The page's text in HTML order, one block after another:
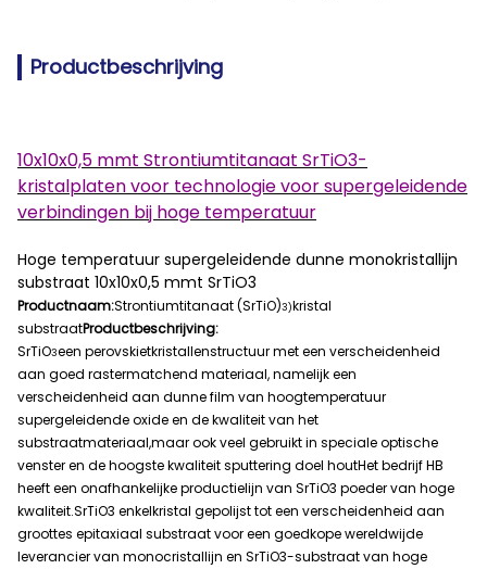
Productbeschrijving
10x10x0,5 mmt Strontiumtitanaat SrTiO3-
kristalplaten voor technologie voor supergeleidende
verbindingen bij hoge temperatuur
Hoge temperatuur supergeleidende dunne monokristallijn
substraat 10x10x0,5 mmt SrTiO3
Productnaam:Strontiumtitanaat (SrTiO)3)kristal
substraatProductbeschrijving:
SrTiO3een perovskietkristallenstructuur met een verscheidenheid
aan goed rastermatchend materiaal, namelijk een
verscheidenheid aan dunne film van hoogtemperatuur
supergeleidende oxide en de kwaliteit van het
substraatmateriaal,maar ook veel gebruikt in speciale optische
venster en de hoogste kwaliteit sputtering doel houtHet bedrijf HB
heeft een onafhankelijke productielijn van SrTiO3 poeder van hoge
kwaliteit.SrTiO3 enkelkristal gepolijst tot een verscheidenheid aan
groottes epitaxiaal substraat voor een goedkope wereldwijde
leverancier van monocristallijn en SrTiO3-substraat van hoge